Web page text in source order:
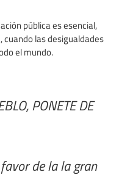
pública es esencial,
las desigualdades
el mundo.
PONETE DE
de la la gran